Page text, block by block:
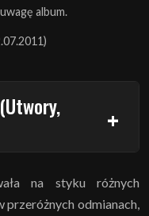
album.
na styku różnych
odmianach,